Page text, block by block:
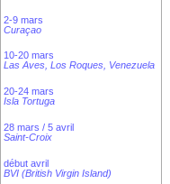
2-9 mars
Curaçao
10-20 mars
Las Aves, Los Roques, Venezuela
20-24 mars
Isla Tortuga
28 mars / 5 avril
Saint-Croix
début avril
BVI (British Virgin Island)